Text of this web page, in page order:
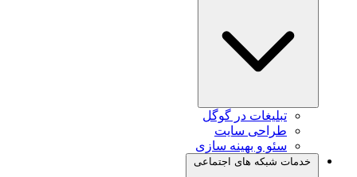
تبلیغات در گوگل
طراحی سایت
سئو و بهینه سازی
خدمات شبکه های اجتماعی